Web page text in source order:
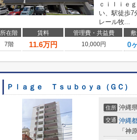
ｃｉｌｉｅ
い、駅徒歩7
レール牧...
所在階 賃料 管理費・共益費
7階
11.6万円 10,000円 0
Ｐｌａｇｅ Ｔｓｕｂｏｙａ（ＧＣ）
住所 沖縄
交通 沖縄
「神